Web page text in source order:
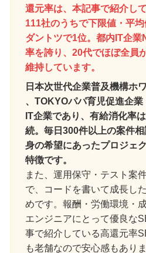
還元率は、本記事で紹介し
111社のうちで下限値・平
ダントツで1位。都内IT企
率を誇り、20代でほぼ全員
維持しています。
日本次世代企業普及機構ホ
、TOKYOパパ育児促進企
IT企業であり、有給消化率
続。毎日300件以上の案件
身の希望にあったプロジェ
特徴です。
また、運用保守・テスト案
で、コードを書いて成長し
めです。報酬・労働環境・
エンジニアにとって優良な
事で紹介している高還元率
も老舗なので安心感もありま